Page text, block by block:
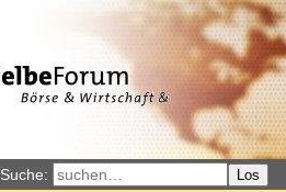
Suche: Los